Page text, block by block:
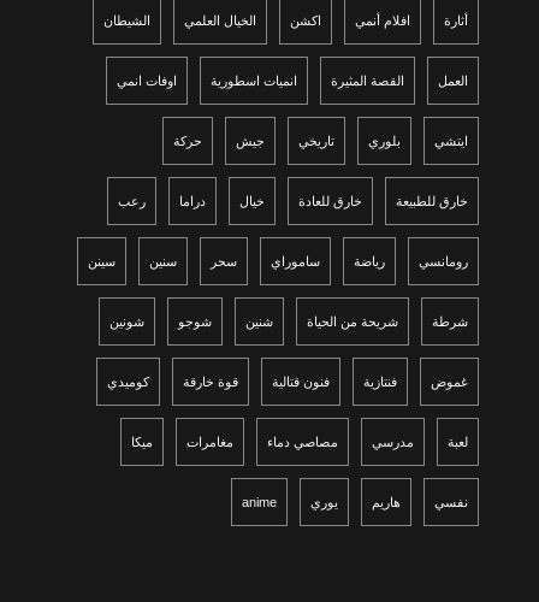
أثارة افلام أنمي اكشن الخيال العلمي الشيطان
العمل القصة المثيرة انميات اسطورية اوفات انمي
ايتشي بلوري تاريخي جيش حركة
خارق للطبيعة خارق للعادة خيال دراما رعب
رومانسي رياضة ساموراي سحر سنين سينن
شرطة شريحة من الحياة شنين شوجو شونين
غموض فنتازية فنون قتالية قوة خارقة كوميدي
لعبة مدرسي مصاصي دماء مغامرات ميكا
نفسي هاريم يوري anime